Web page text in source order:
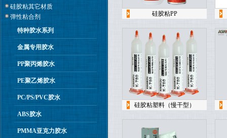
硅胶粘其它材质
弹性粘合剂
特种胶水系列
金属专用胶水
PP聚丙烯胶水
PE聚乙烯胶水
PC/PS/PVC胶水
ABS胶水
PMMA亚克力胶水
硅胶粘PP
硅胶粘塑料（慢干型）